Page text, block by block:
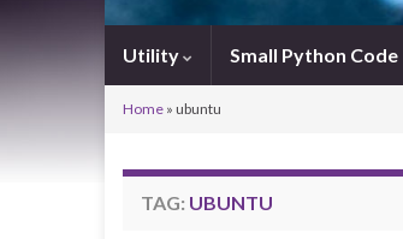
Utility Small Python Code
Home » ubuntu
TAG: UBUNTU